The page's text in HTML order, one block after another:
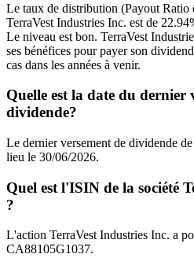
Le taux de distribution (Payout Ratio
TerraVest Industries Inc. est de
Le niveau est bon. TerraVest
ses bénéfices pour payer son
cas dans les années à venir.
Quelle est la date du dernier
dividende?
Le dernier versement de dividende
lieu le 30/06/2026.
Quel est l'ISIN de la société
?
L'action TerraVest Industries Inc. a
CA88105G1037.